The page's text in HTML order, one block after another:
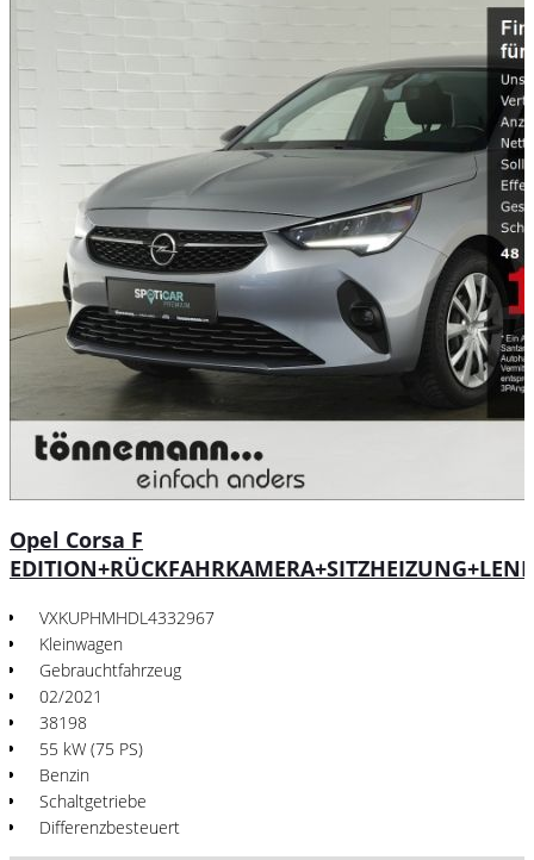
Opel Corsa F
VXKUPHMHDL4332967
Kleinwagen
Gebrauchtfahrzeug
02/2021
38198
55 kW (75 PS)
Benzin
Schaltgetriebe
Differenzbesteuert